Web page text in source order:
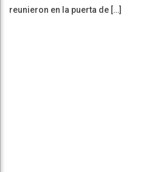
reunieron en la puerta de […]